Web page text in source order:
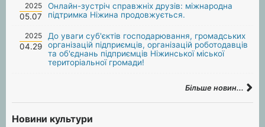
2025
05.07
Онлайн-зустріч справжніх друзів: міжнародна
підтримка Ніжина продовжується.
2025
04.29
До уваги суб'єктів господарювання, громадських
організацій підприємців, організацій роботодавців
та об'єднань підприємців Ніжинської міської
територіальної громади!
Більше новин...
Новини культури